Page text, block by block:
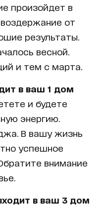
произойдет в
от
результаты.
весной.
и тем с марта.
в ваш 1 дом
и будете
энергию.
В вашу жизнь
успешное
внимание
в ваш 3 дом